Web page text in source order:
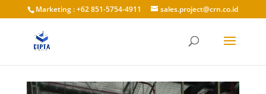
Marketing : +62 851-5754-4911 sales.project@crn.co.id